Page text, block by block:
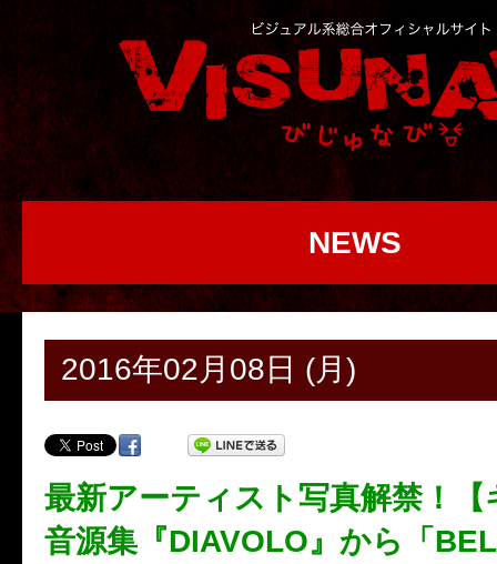
NEWS
2016年02月08日 (月)
最新アーティスト写真解禁！【
音源集『DIAVOLO』から「